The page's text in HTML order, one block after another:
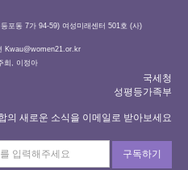
포동 7가 94-59) 여성미래센터 501호 (사)
Kwau@women21.or.kr
희, 이정아
국세청
성평등가족부
의 새로운 소식을 이메일로 받아보세요
구독하기